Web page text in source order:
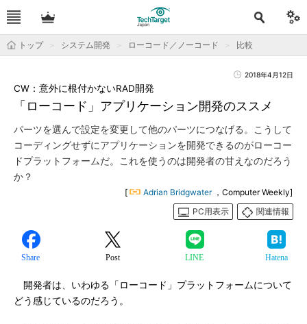
トップ システム開発 ローコード／ノーコード 比較
2018年4月12日
「ローコード」アプリケーション開発のススメ
CW：意外に根付かないRAD開発
パーツを選んで設定を変更して他のパーツにつなげる。こうして
コーディングせずにアプリケーションを開発できるのがローコー
ドプラットフォームだ。これを使うのは開発者の甘えなのだろう
か？
[ Adrian Bridgwater ，Computer Weekly]
PC用表示
関連情報
Share Post LINE Hatena
開発者は、いわゆる「ローコード」プラットフォームについて
どう感じているのだろう。